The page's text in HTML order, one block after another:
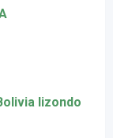
lizondo